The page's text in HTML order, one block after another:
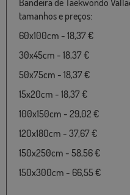
tamanhos e preços:
60x100cm - 18,37 €
30x45cm - 18,37 €
50x75cm - 18,37 €
15x20cm - 18,37 €
100x150cm - 29,02 €
120x180cm - 37,67 €
150x250cm - 58,56 €
150x300cm - 66,55 €